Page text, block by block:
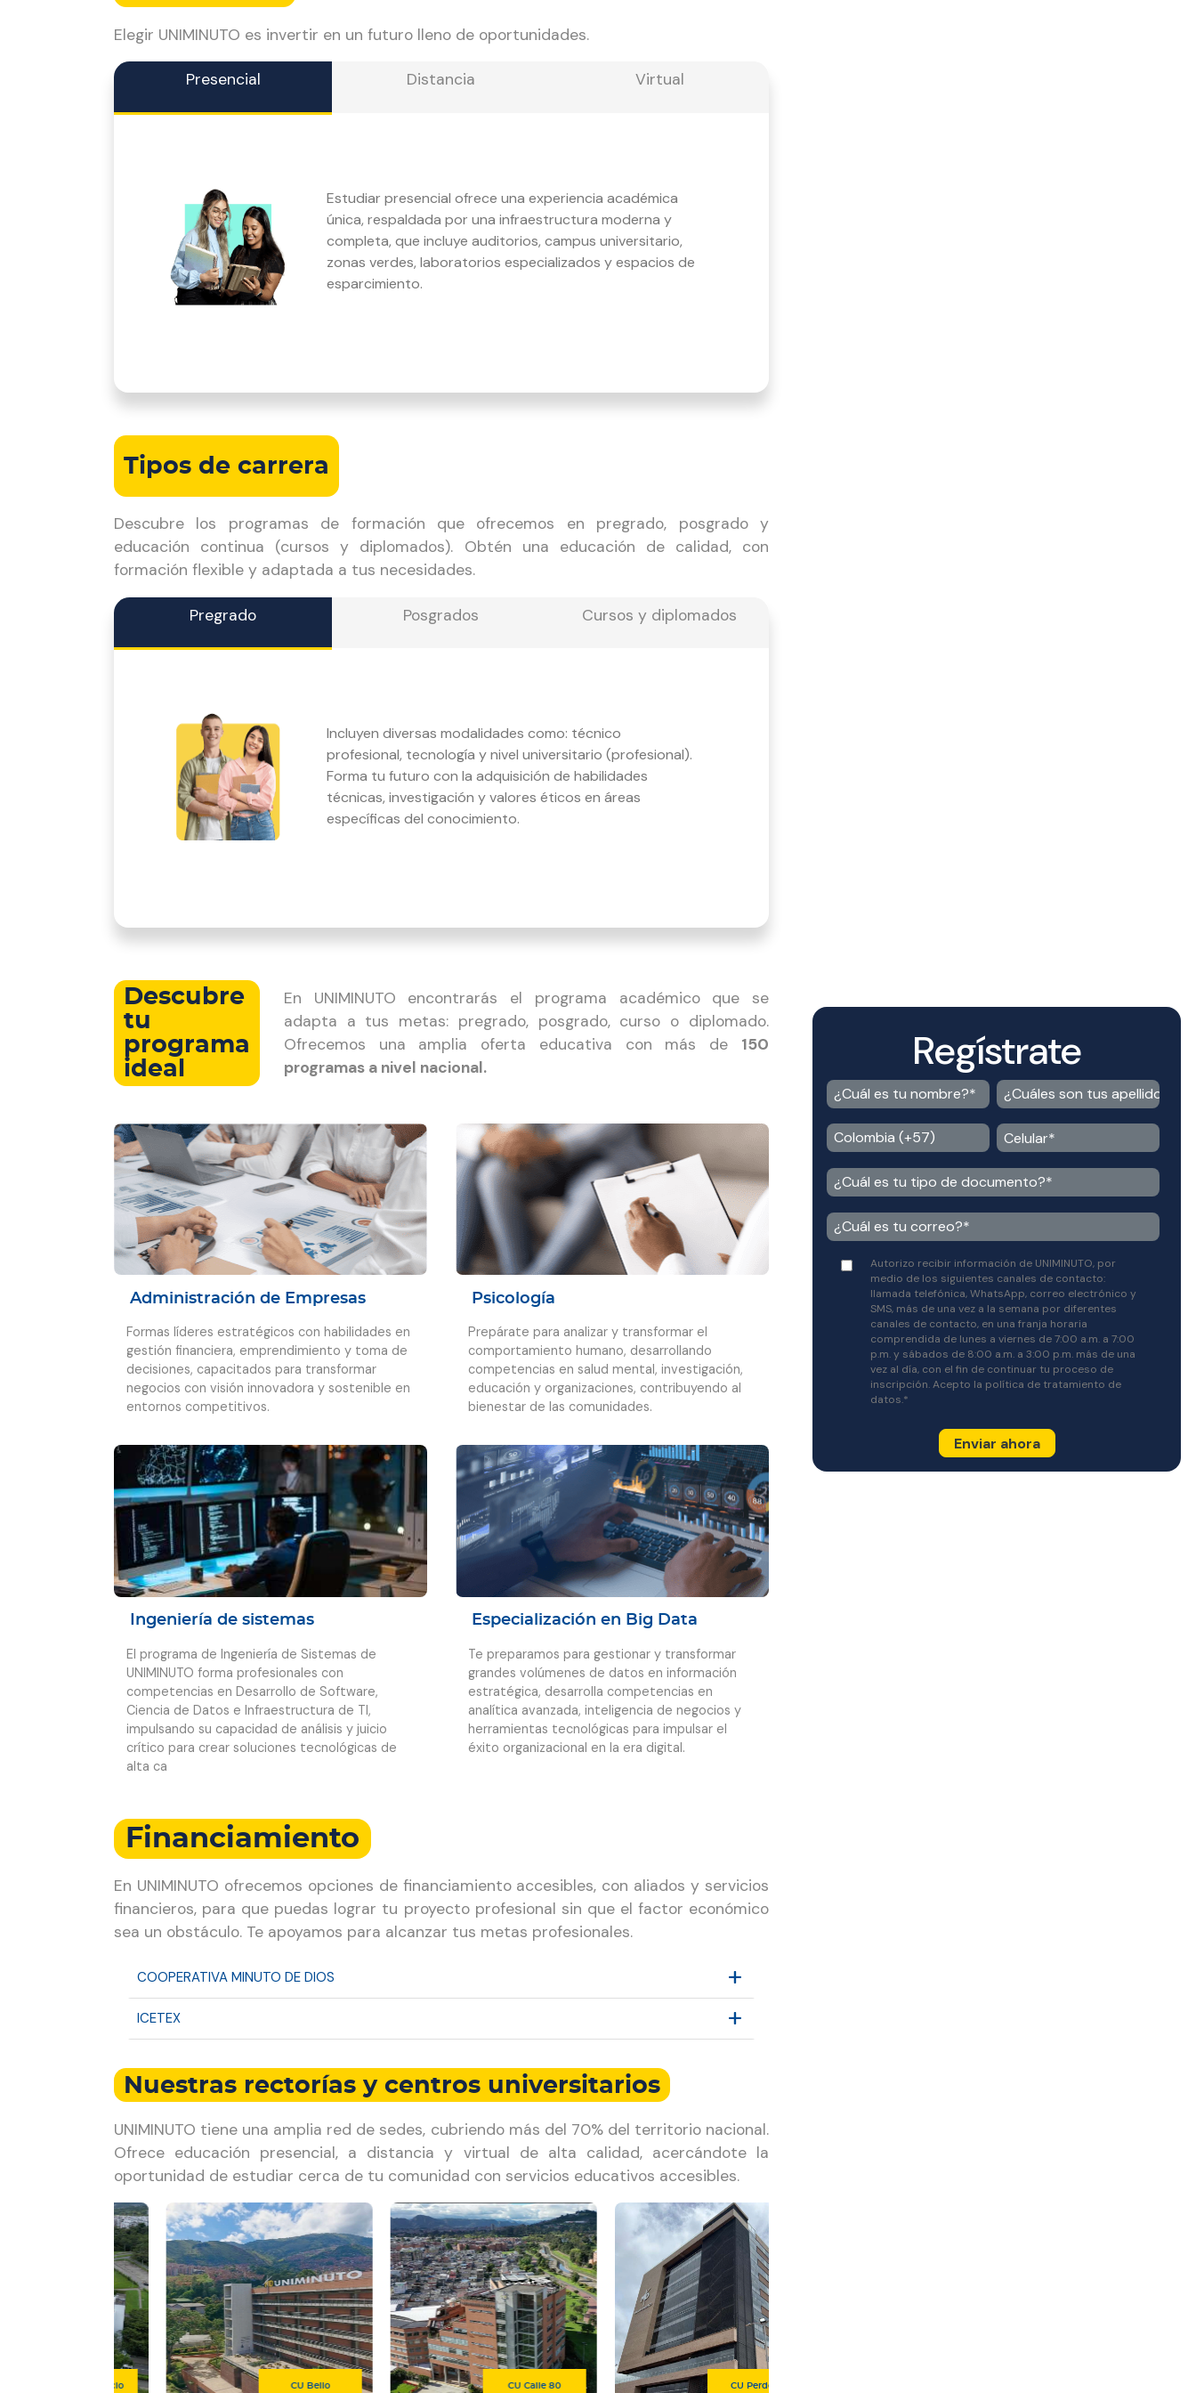
Regístrate
Autorizo recibir información de UNIMINUTO, por
medio de los siguientes canales de contacto:
llamada telefónica, WhatsApp, correo electrónico y
SMS, más de una vez a la semana por diferentes
canales de contacto, en una franja horaria
comprendida de lunes a viernes de 7:00 a.m. a 7:00
p.m. y sábados de 8:00 a.m. a 3:00 p.m. más de una
vez al día, con el fin de continuar tu proceso de
inscripción. Acepto la política de tratamiento de
datos.*
Elegir UNIMINUTO es invertir en un futuro lleno de oportunidades.
Presencial
Estudiar presencial ofrece una experiencia académica
única, respaldada por una infraestructura moderna y
completa, que incluye auditorios, campus universitario,
zonas verdes, laboratorios especializados y espacios de
esparcimiento.
Distancia Virtual
Tipos de carrera
Descubre los programas de formación que ofrecemos en pregrado, posgrado y
educación continua (cursos y diplomados). Obtén una educación de calidad, con
formación flexible y adaptada a tus necesidades.
Pregrado
Incluyen diversas modalidades como: técnico
profesional, tecnología y nivel universitario (profesional).
Forma tu futuro con la adquisición de habilidades
técnicas, investigación y valores éticos en áreas
específicas del conocimiento.
Posgrados Cursos y diplomados
Descubre
tu
programa
ideal
En UNIMINUTO encontrarás el programa académico que se
adapta a tus metas: pregrado, posgrado, curso o diplomado.
Ofrecemos una amplia oferta educativa con más de 150
programas a nivel nacional.
Administración de Empresas
Formas líderes estratégicos con habilidades en
gestión financiera, emprendimiento y toma de
decisiones, capacitados para transformar
negocios con visión innovadora y sostenible en
entornos competitivos.
Psicología
Prepárate para analizar y transformar el
comportamiento humano, desarrollando
competencias en salud mental, investigación,
educación y organizaciones, contribuyendo al
bienestar de las comunidades.
Ingeniería de sistemas
El programa de Ingeniería de Sistemas de
UNIMINUTO forma profesionales con
competencias en Desarrollo de Software,
Ciencia de Datos e Infraestructura de TI,
impulsando su capacidad de análisis y juicio
crítico para crear soluciones tecnológicas de
alta ca
Especialización en Big Data
Te preparamos para gestionar y transformar
grandes volúmenes de datos en información
estratégica, desarrolla competencias en
analítica avanzada, inteligencia de negocios y
herramientas tecnológicas para impulsar el
éxito organizacional en la era digital.
Financiamiento
En UNIMINUTO ofrecemos opciones de financiamiento accesibles, con aliados y servicios
financieros, para que puedas lograr tu proyecto profesional sin que el factor económico
sea un obstáculo. Te apoyamos para alcanzar tus metas profesionales.
COOPERATIVA MINUTO DE DIOS
ICETEX
Nuestras rectorías y centros universitarios
UNIMINUTO tiene una amplia red de sedes, cubriendo más del 70% del territorio nacional.
Ofrece educación presencial, a distancia y virtual de alta calidad, acercándote la
oportunidad de estudiar cerca de tu comunidad con servicios educativos accesibles.
CU Bello CU Calle 80 CU Perdomo